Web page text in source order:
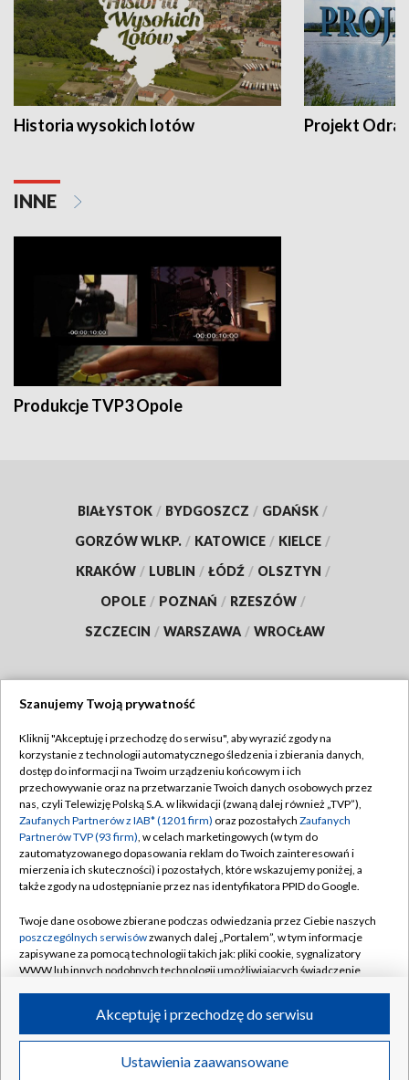
Historia wysokich lotów Projekt Odra
INNE
Produkcje TVP3 Opole
BIAŁYSTOK / BYDGOSZCZ / GDAŃSK /
GORZÓW WLKP. / KATOWICE / KIELCE /
KRAKÓW / LUBLIN / ŁÓDŹ / OLSZTYN /
OPOLE / POZNAŃ / RZESZÓW /
SZCZECIN / WARSZAWA / WROCŁAW
TVP
Abonament TVP
Emisja w TVP
Centrum informacji TVP
Naziemna Telewizja Cyfrowa
Rada Programowa
System NOS
Informacje o nadawcy
Program dla prasy
Regulamin TVP
Polityka prywatności
Moje zgody
Pomoc
Kontakt
Kanały
©2026 Telewizja Polska S.A. w likwidacji
Szanujemy Twoją prywatność
Kliknij "Akceptuję i przechodzę do serwisu", aby wyrazić zgody na
korzystanie z technologii automatycznego śledzenia i zbierania danych,
dostęp do informacji na Twoim urządzeniu końcowym i ich
przechowywanie oraz na przetwarzanie Twoich danych osobowych przez
nas, czyli Telewizję Polską S.A. w likwidacji (zwaną dalej również „TVP”),
Zaufanych Partnerów z IAB* (1201 firm) oraz pozostałych Zaufanych
Partnerów TVP (93 firm), w celach marketingowych (w tym do
zautomatyzowanego dopasowania reklam do Twoich zainteresowań i
mierzenia ich skuteczności) i pozostałych, które wskazujemy poniżej, a
także zgody na udostępnianie przez nas identyfikatora PPID do Google.
Twoje dane osobowe zbierane podczas odwiedzania przez Ciebie naszych
poszczególnych serwisówzwanych dalej „Portalem”, w tym informacje
zapisywane za pomocą technologii takich jak: pliki cookie, sygnalizatory
WWW lub innych podobnych technologii umożliwiających świadczenie
ruchu w Internecie.
Twoje dane osobowe zbierane podczas odwiedzania przez Ciebie
poszczególnych serwisówna Portalu, takie jak adresy IP, identyfikatory
Ustawienia zaawansowane
Akceptuję i przechodzę do serwisu